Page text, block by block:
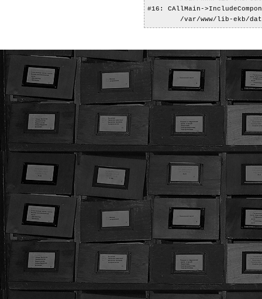
#16: CAllMain-